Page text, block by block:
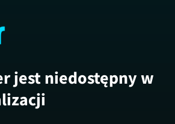
jest niedostępny w